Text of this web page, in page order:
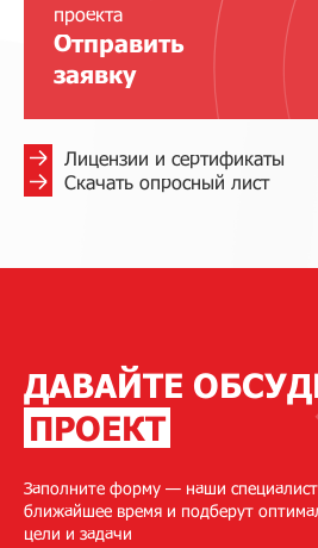
проекта
Отправить
заявку
Лицензии и сертификаты
Скачать опросный лист
ДАВАЙТЕ
ПРОЕКТ
Заполните форму — наши
ближайшее время и подберут
цели и задачи